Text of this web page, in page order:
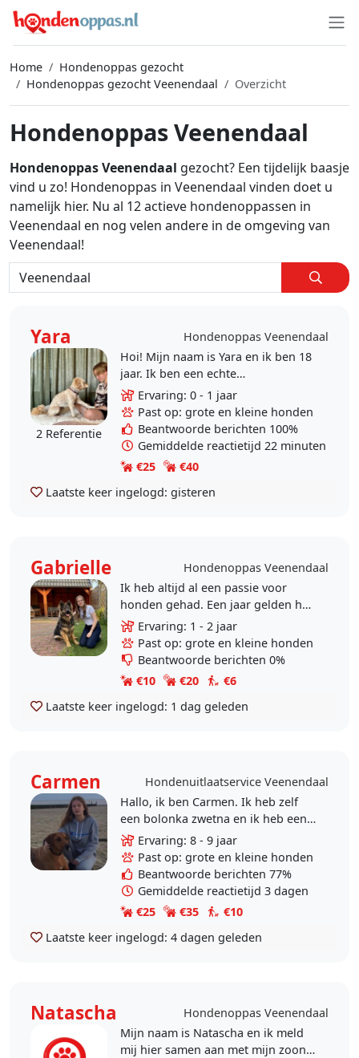
Home
Hondenoppas gezocht
Hondenoppas gezocht Veenendaal
Overzicht
Hondenoppas Veenendaal
Hondenoppas Veenendaal gezocht? Een tijdelijk baasje
vind u zo! Hondenoppas in Veenendaal vinden doet u
namelijk hier. Nu al 12 actieve hondenoppassen in
Veenendaal en nog velen andere in de omgeving van
Veenendaal!
Yara Hondenoppas Veenendaal
2 Referentie
Hoi! Mijn naam is Yara en ik ben 18
jaar. Ik ben een echte
dierenliefhebber met een groot
hart voor honden. Ik vind het
belangrijk dat een hond zich..
Ervaring: 0 - 1 jaar
Past op: grote en kleine honden
Beantwoorde berichten 100%
Gemiddelde reactietijd 22 minuten
€25
€40
Laatste keer ingelogd: gisteren
Gabrielle
Hondenoppas Veenendaal
Ik heb altijd al een passie voor
honden gehad. Een jaar gelden had
ik een hond die ik heel vaak uit liet
en ook op paste. Heb nu ook nog
een..
Ervaring: 1 - 2 jaar
Past op: grote en kleine honden
Beantwoorde berichten 0%
€10
€20
€6
Laatste keer ingelogd: 1 dag geleden
Carmen
Hondenuitlaatservice Veenendaal
Hallo, ik ben Carmen. Ik heb zelf
een bolonka zwetna en ik heb een
rhodesian ridgeback en een
labradoodle gehad. Ik pas
regelmatig op een labradoodle..
Ervaring: 8 - 9 jaar
Past op: grote en kleine honden
Beantwoorde berichten 77%
Gemiddelde reactietijd 3 dagen
€25
€35
€10
Laatste keer ingelogd: 4 dagen geleden
Natascha
Hondenoppas Veenendaal
Mijn naam is Natascha en ik meld
mij hier samen aan met mijn zoon